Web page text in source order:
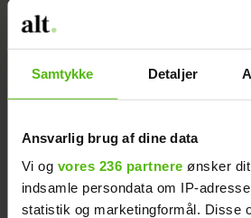
Samtykke Detaljer
Ansvarlig brug af dine data
Vi og vores 236 partnere ønsker
indsamle persondata om IP-
statistik og marketingformål. Disse